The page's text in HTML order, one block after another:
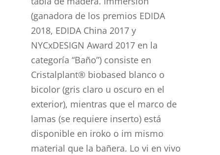
(ganadora de los premios EDIDA
2018, EDIDA China 2017 y
NYCxDESIGN Award 2017 en la
categoría “Baño”) consiste en
Cristalplant® biobased blanco o
bicolor (gris claro u oscuro en el
exterior), mientras que el marco de
lamas (se requiere inserto) está
disponible en iroko o im mismo
material que la bañera. Lo vi en vivo